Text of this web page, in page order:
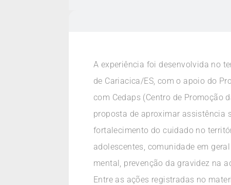
A experiência foi desenvolvida no
de Cariacica/ES, com o apoio do
com Cedaps (Centro de Promoção
proposta de aproximar assistência
fortalecimento do cuidado no
adolescentes, comunidade em
mental, prevenção da gravidez na
Entre as ações registradas no